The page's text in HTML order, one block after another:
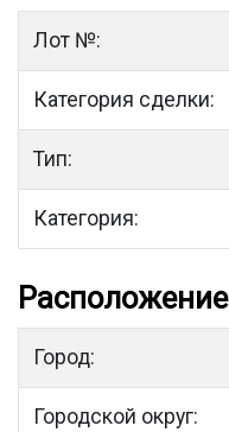
Лот №:
Категория сделки:
Тип:
Категория:
Расположение
Город:
Городской округ: